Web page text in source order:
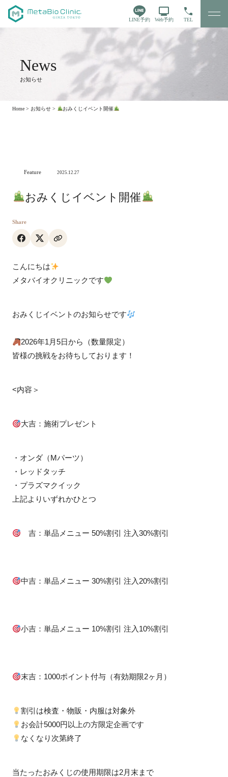
LINE予約 Web予約 TEL
お知らせ
Home > お知らせ > おみくじイベント開催
2025.12.27
Feature
おみくじイベント開催
Share
こんにちは
メタバイオクリニックです
おみくじイベントのお知らせです
2026年1月5日から（数量限定）
皆様の挑戦をお待ちしております！
<内容＞
大吉：施術プレゼント
・オンダ（Mパーツ）
・レッドタッチ
・プラズマクイック
上記よりいずれかひとつ
吉：単品メニュー 50%割引 注入30%割引
中吉：単品メニュー 30%割引 注入20%割引
小吉：単品メニュー 10%割引 注入10%割引
末吉：1000ポイント付与（有効期限2ヶ月）
割引は検査・物販・内服は対象外
お会計5000円以上の方限定企画です
なくなり次第終了
当たったおみくじの使用期限は2月末まで